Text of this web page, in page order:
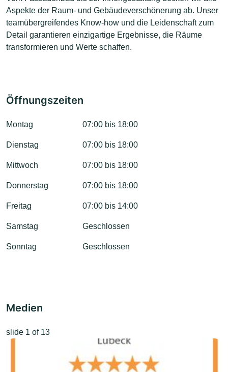
Aspekte der Raum- und Gebäudeverschönerung ab. Unser
teamübergreifendes Know-how und die Leidenschaft zum
Detail garantieren einzigartige Ergebnisse, die Räume
transformieren und Werte schaffen.
Öffnungszeiten
Montag 07:00 bis 18:00
Dienstag 07:00 bis 18:00
Mittwoch 07:00 bis 18:00
Donnerstag 07:00 bis 18:00
Freitag 07:00 bis 14:00
Samstag Geschlossen
Sonntag Geschlossen
Medien
slide 1 of 13